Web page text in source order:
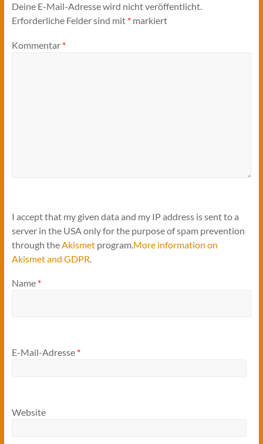
Deine E-Mail-Adresse wird nicht veröffentlicht.
Erforderliche Felder sind mit *markiert
Kommentar *
I accept that my given data and my IP address is sent to a
server in the USA only for the purpose of spam prevention
through the Akismetprogram. More information on
Akismet and GDPR
Name *
E-Mail-Adresse *
Website